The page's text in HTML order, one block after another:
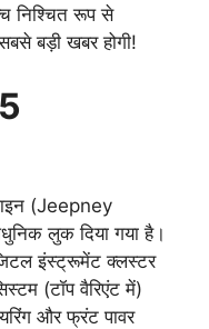
निश्चित रूप से
बड़ी खबर होगी!
(Jeepney
लुक दिया गया है।
इंस्ट्रूमेंट क्लस्टर
(टॉप वैरिएंट में)
और फ्रंट पावर